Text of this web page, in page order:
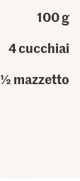
100 g
4 cucchiai
½ mazzetto